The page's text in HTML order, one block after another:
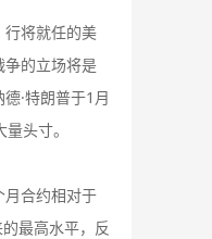
行将就任的美
争的立场将是
·特朗普于1月
头寸。
月合约相对于
最高水平，反